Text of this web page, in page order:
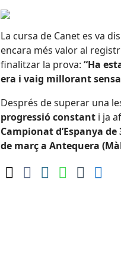
La cursa de Canet es va
encara més valor al
finalitzar la prova: “Ha
era i vaig millorant
Després de superar una
progressió constant i ja
Campionat d’Espanya
de març a Antequera